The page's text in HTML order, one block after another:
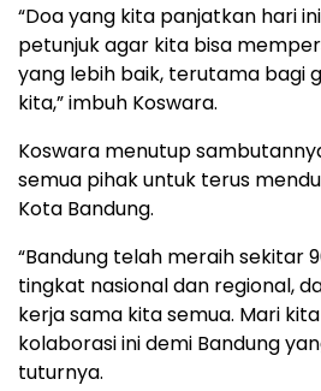
“Doa yang kita panjatkan hari
petunjuk agar kita bisa
yang lebih baik, terutama bagi
kita,” imbuh Koswara.
Koswara menutup
semua pihak untuk terus
Kota Bandung.
“Bandung telah meraih sekitar
tingkat nasional dan regional,
kerja sama kita semua. Mari
kolaborasi ini demi Bandung
tuturnya.